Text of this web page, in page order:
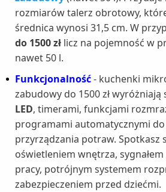
rozmiarów talerz obrotowy,
średnica wynosi 31,5 cm. W
do 1500 zł licz na pojemność w
nawet 50 l.
Funkcjonalność- kuchenki
zabudowy do 1500 zł wyróżniają
LED, timerami, funkcjami
programami automatycznymi do
przyrządzania potraw. Spotkasz
oświetleniem wnętrza,
pracy, potrójnym systemem
zabezpieczeniem przed dziećmi.